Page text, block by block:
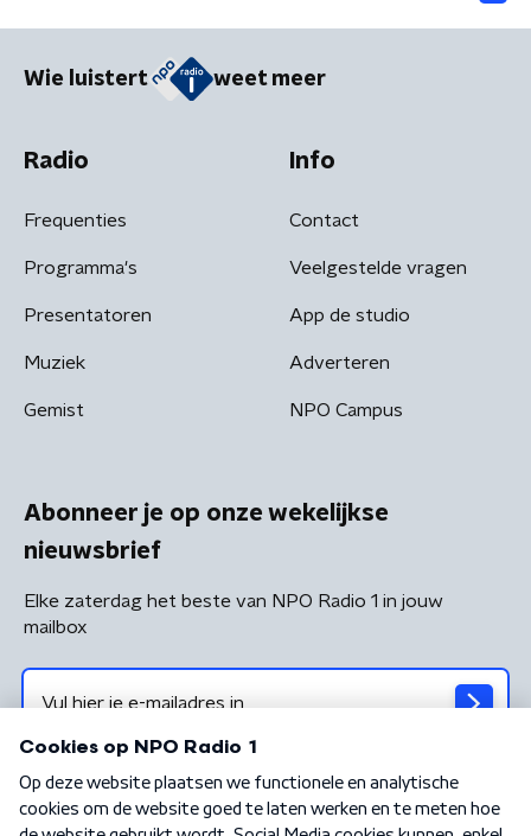
Wie luistert weet meer
Radio
Frequenties
Programma's
Presentatoren
Muziek
Gemist
Info
Contact
Veelgestelde vragen
App de studio
Adverteren
NPO Campus
Abonneer je op onze wekelijkse
nieuwsbrief
Elke zaterdag het beste van NPO Radio 1 in jouw
mailbox